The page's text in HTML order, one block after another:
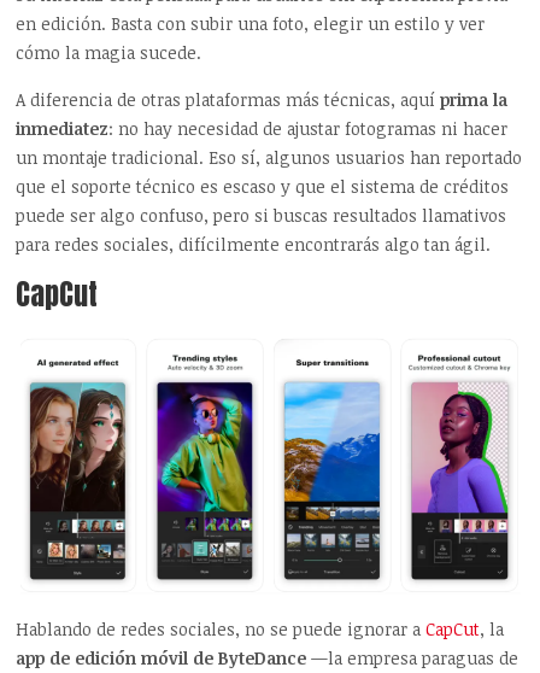
en edición. Basta con subir una foto, elegir un estilo y ver
cómo la magia sucede.
A diferencia de otras plataformas más técnicas, aquíprima la
inmediatez: no hay necesidad de ajustar fotogramas ni hacer
un montaje tradicional. Eso sí, algunos usuarios han reportado
que el soporte técnico es escaso y que el sistema de créditos
puede ser algo confuso, pero si buscas resultados llamativos
para redes sociales, difícilmente encontrarás algo tan ágil.
CapCut
Hablando de redes sociales, no se puede ignorar aCapCut, la
app de edición móvil de ByteDance —la empresa paraguas de